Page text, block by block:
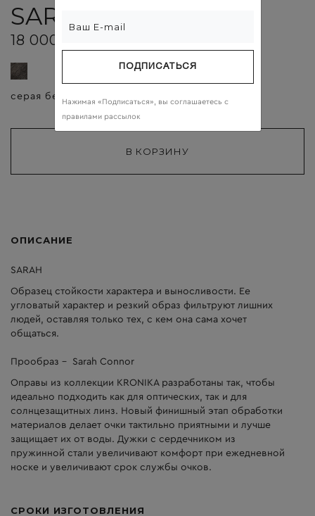
SARAH
18 000 ₽
серая береза
ОПИСАНИЕ
SARAH
Образец стойкости характера и выносливости. Ее
угловатый характер и резкий образ фильтруют лишних
людей, оставляя только тех, с кем она сама хочет
общаться.
Прообраз - Sarah Connor
Оправы из коллекции KRONIKA разработаны так, чтобы
идеально подходить как для оптических, так и для
солнцезащитных линз. Новый финишный этап обработки
материалов делает очки тактильно приятными и лучше
защищает их от воды. Дужки с сердечником из
пружинной стали увеличивают комфорт при ежедневной
носке и увеличивают срок службы очков.
СРОКИ ИЗГОТОВЛЕНИЯ
ПОДПИСАТЬСЯ
Нажимая «Подписаться», вы соглашаетесь c
правилами рассылок